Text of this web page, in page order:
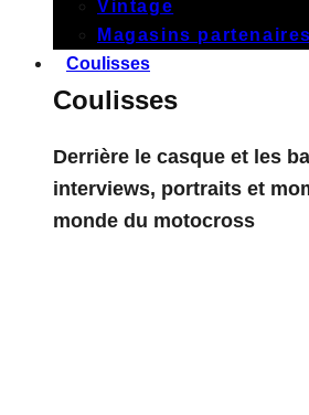
Vintage
Magasins partenaires
Coulisses
Coulisses
Derrière le casque et les
interviews, portraits et
monde du motocross